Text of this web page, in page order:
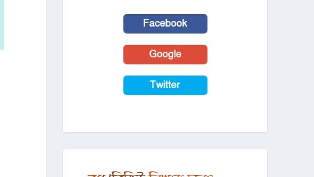
Facebook
Google
Twitter